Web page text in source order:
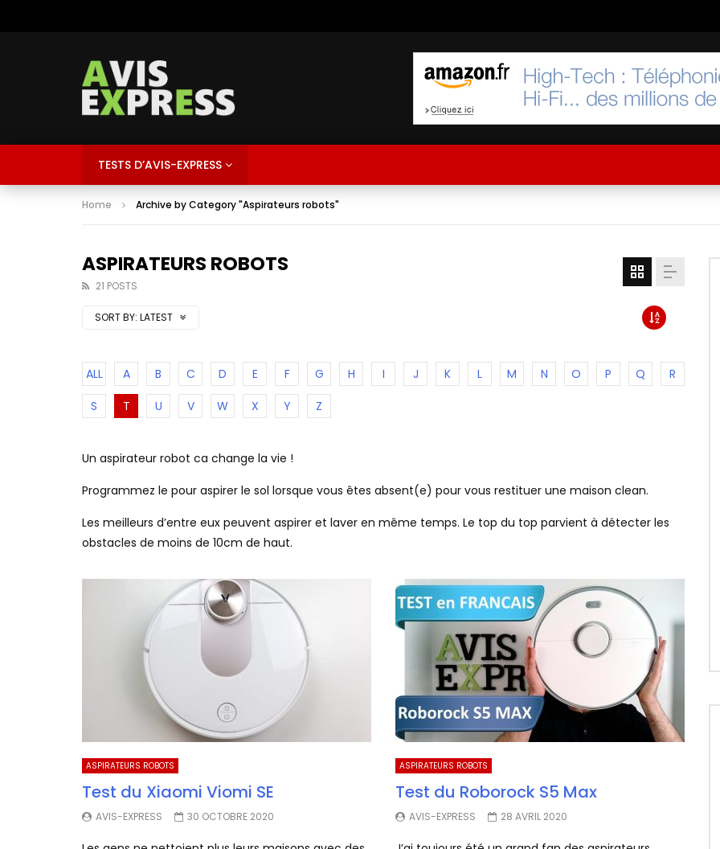
TESTS D’AVIS-EXPRESS
Home Archive by Category "Aspirateurs robots"
ASPIRATEURS ROBOTS
21 POSTS
SORT BY: LATEST
ALL A B C D E F G H I J K L M N O P Q
R
S
T U V W X Y Z
Un aspirateur robot ca change la vie !
Programmez le pour aspirer le sol lorsque vous êtes absent(e) pour vous restituer une maison clean.
Les meilleurs d’entre eux peuvent aspirer et laver en même temps. Le top du top parvient à détecter les
obstacles de moins de 10cm de haut.
ASPIRATEURS ROBOTS
Test du Xiaomi Viomi SE
AVIS-EXPRESS 30 OCTOBRE 2020
ASPIRATEURS ROBOTS
Test du Roborock S5 Max
AVIS-EXPRESS 28 AVRIL 2020